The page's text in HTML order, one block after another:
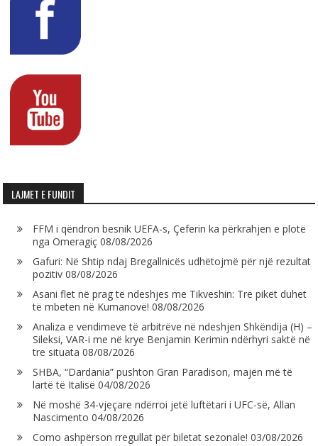
LAJMET E FUNDIT
FFM i qëndron besnik UEFA-s, Çeferin ka përkrahjen e plotë
nga Omeragiç 08/08/2026
Gafuri: Në Shtip ndaj Bregallnicës udhëtojmë për një rezultat
pozitiv 08/08/2026
Asani flet në prag të ndeshjes me Tikveshin: Tre pikët duhet
të mbeten në Kumanovë! 08/08/2026
Analiza e vendimeve të arbitrëve në ndeshjen Shkëndija (H) –
Sileksi, VAR-i me në krye Benjamin Kerimin ndërhyri saktë në
tre situata 08/08/2026
SHBA, “Dardania” pushton Gran Paradison, majën më të
lartë të Italisë 04/08/2026
Në moshë 34-vjeçare ndërroi jetë luftëtari i UFC-së, Allan
Nascimento 04/08/2026
Como ashpërson rregullat për biletat sezonale! 03/08/2026